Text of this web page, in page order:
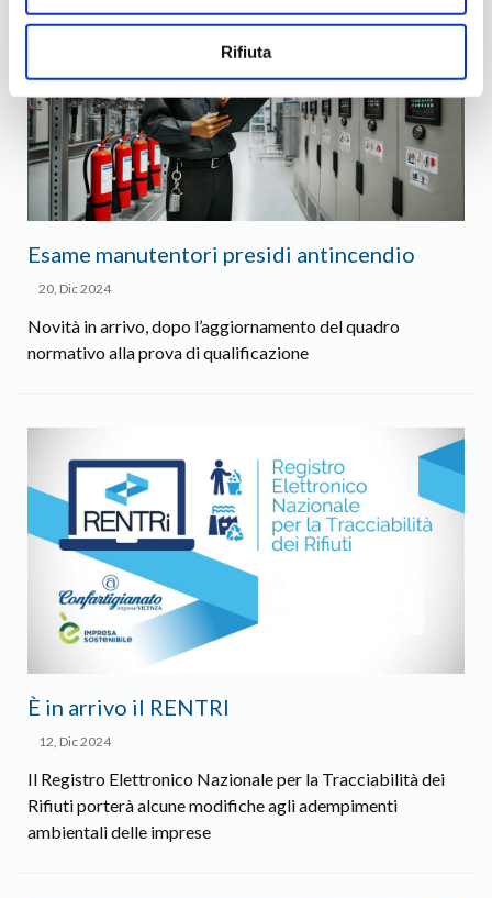
Rifiuta
Esame manutentori presidi antincendio
20, Dic 2024
Novità in arrivo, dopo l’aggiornamento del quadro
normativo alla prova di qualificazione
È in arrivo il RENTRI
12, Dic 2024
Il Registro Elettronico Nazionale per la Tracciabilità dei
Rifiuti porterà alcune modifiche agli adempimenti
ambientali delle imprese